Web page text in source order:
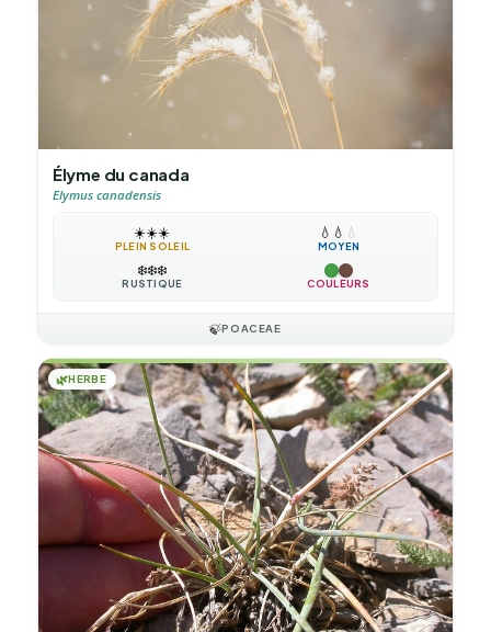
Élyme du canada
Elymus canadensis
☀️☀️☀️
PLEIN SOLEIL
💧 💧 💧
MOYEN
❄️❄️❄️
RUSTIQUE COULEURS
🍃POACEAE
🌿HERBE